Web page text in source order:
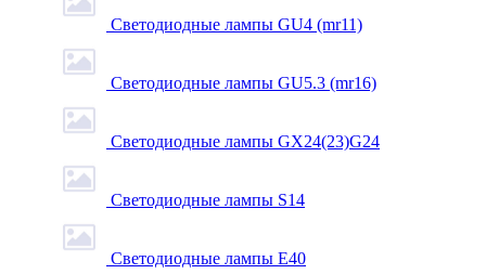
Светодиодные лампы GU4 (mr11)
Светодиодные лампы GU5.3 (mr16)
Светодиодные лампы GX24(23)G24
Светодиодные лампы S14
Светодиодные лампы Е40